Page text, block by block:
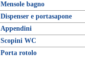
Mensole bagno
Dispenser e portasapone
Appendini
Scopini WC
Porta rotolo